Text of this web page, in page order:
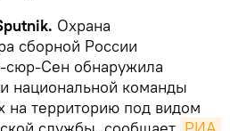
Охрана
сборной России
сюр-Сен обнаружила
национальной команды
на территорию под видом